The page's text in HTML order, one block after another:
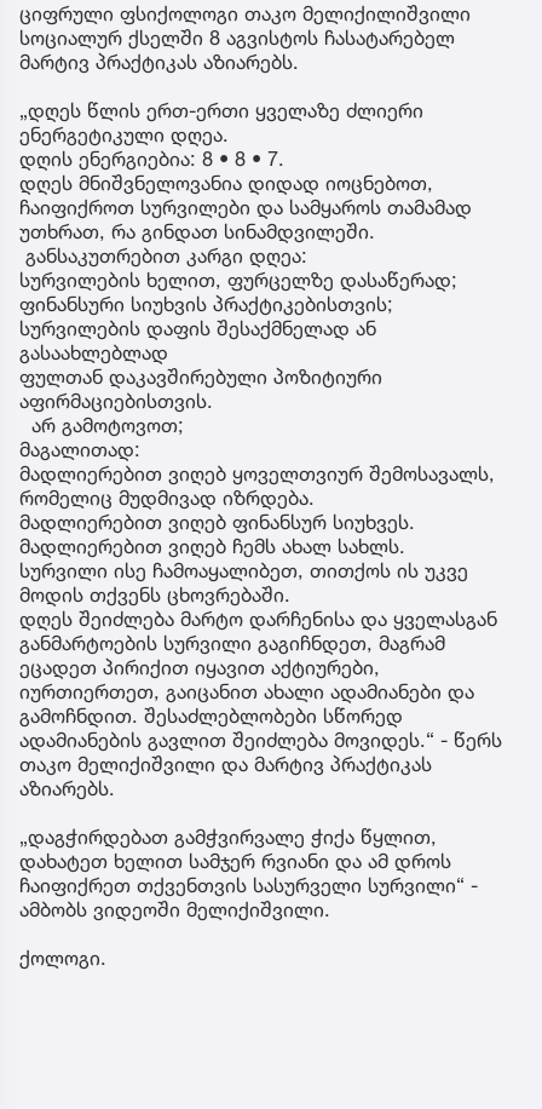
ციფრული ფსიქოლოგი თაკო მელიქილიშვილი
სოციალურ ქსელში 8 აგვისტოს ჩასატარებელ
მარტივ პრაქტიკას აზიარებს.
„დღეს წლის ერთ-ერთი ყველაზე ძლიერი
ენერგეტიკული დღეა.
დღის ენერგიებია: 8 • 8 • 7.
დღეს მნიშვნელოვანია დიდად იოცნებოთ,
ჩაიფიქროთ სურვილები და სამყაროს თამამად
უთხრათ, რა გინდათ სინამდვილეში.
განსაკუთრებით კარგი დღეა:
სურვილების ხელით, ფურცელზე დასაწერად;
ფინანსური სიუხვის პრაქტიკებისთვის;
სურვილების დაფის შესაქმნელად ან
გასაახლებლად
ფულთან დაკავშირებული პოზიტიური
აფირმაციებისთვის.
არ გამოტოვოთ;
მაგალითად:
მადლიერებით ვიღებ ყოველთვიურ შემოსავალს,
რომელიც მუდმივად იზრდება.
მადლიერებით ვიღებ ფინანსურ სიუხვეს.
მადლიერებით ვიღებ ჩემს ახალ სახლს.
სურვილი ისე ჩამოაყალიბეთ, თითქოს ის უკვე
მოდის თქვენს ცხოვრებაში.
დღეს შეიძლება მარტო დარჩენისა და ყველასგან
განმარტოების სურვილი გაგიჩნდეთ, მაგრამ
ეცადეთ პირიქით იყავით აქტიურები,
იურთიერთეთ, გაიცანით ახალი ადამიანები და
გამოჩნდით. შესაძლებლობები სწორედ
ადამიანების გავლით შეიძლება მოვიდეს.“ - წერს
თაკო მელიქიშვილი და მარტივ პრაქტიკას
აზიარებს.
„დაგჭირდებათ გამჭვირვალე ჭიქა წყლით,
დახატეთ ხელით სამჯერ რვიანი და ამ დროს
ჩაიფიქრეთ თქვენთვის სასურველი სურვილი“ -
ამბობს ვიდეოში მელიქიშვილი.
ქოლოგი.